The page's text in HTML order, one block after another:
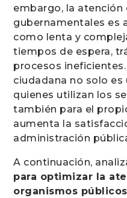
embargo, la atención
gubernamentales es
como lenta y
tiempos de espera,
procesos
ciudadana no solo es
quienes utilizan los
también para el
aumenta la
administración
A continuación,
para optimizar la
organismos públicos